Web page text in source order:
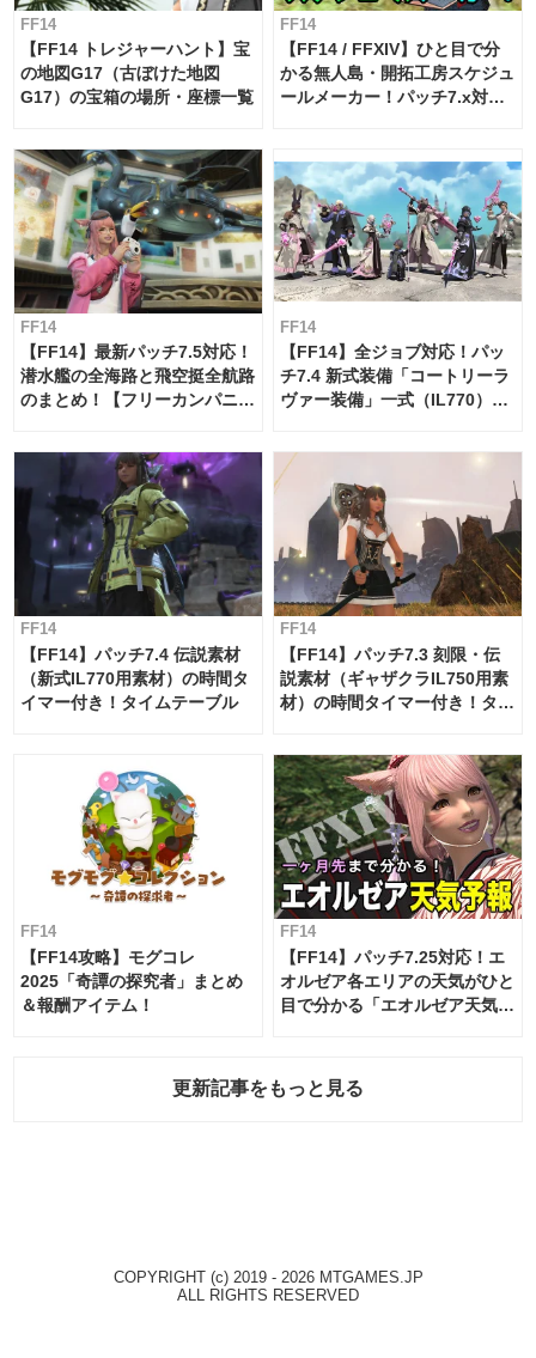
FF14
【FF14 トレジャーハント】宝
の地図G17（古ぼけた地図
G17）の宝箱の場所・座標一覧
FF14
【FF14 / FFXIV】ひと目で分
かる無人島・開拓工房スケジュ
ールメーカー！パッチ7.x対応
FF14
【FF14】最新パッチ7.5対応！
潜水艦の全海路と飛空挺全航路
のまとめ！【フリーカンパニ
FF14
【FF14】全ジョブ対応！パッ
チ7.4 新式装備「コートリーラ
ヴァー装備」一式（IL770）の
FF14
【FF14】パッチ7.4 伝説素材
（新式IL770用素材）の時間タ
イマー付き！タイムテーブル
FF14
【FF14】パッチ7.3 刻限・伝
説素材（ギャザクラIL750用素
材）の時間タイマー付き！タイ
FF14
【FF14攻略】モグコレ
2025「奇譚の探究者」まとめ
＆報酬アイテム！
FF14
【FF14】パッチ7.25対応！エ
オルゼア各エリアの天気がひと
目で分かる「エオルゼア天気予
更新記事をもっと見る
COPYRIGHT (c) 2019 - 2026 MTGAMES.JP
ALL RIGHTS RESERVED